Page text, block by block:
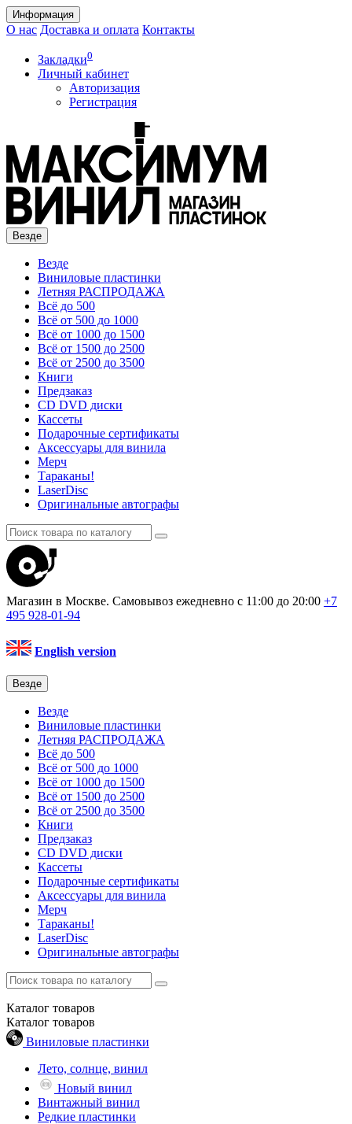
Информация
О нас Доставка и оплата Контакты
Закладки0
Личный кабинет
Авторизация
Регистрация
Везде
Везде
Виниловые пластинки
Летняя РАСПРОДАЖА
Всё до 500
Всё от 500 до 1000
Всё от 1000 до 1500
Всё от 1500 до 2500
Всё от 2500 до 3500
Книги
Предзаказ
CD DVD диски
Кассеты
Подарочные сертификаты
Аксессуары для винила
Мерч
Тараканы!
LaserDisc
Оригинальные автографы
Магазин в Москве. Самовывоз ежедневно с 11:00 до 20:00 +7
495 928-01-94
English version
Везде
Везде
Виниловые пластинки
Летняя РАСПРОДАЖА
Всё до 500
Всё от 500 до 1000
Всё от 1000 до 1500
Всё от 1500 до 2500
Всё от 2500 до 3500
Книги
Предзаказ
CD DVD диски
Кассеты
Подарочные сертификаты
Аксессуары для винила
Мерч
Тараканы!
LaserDisc
Оригинальные автографы
Каталог товаров
Каталог товаров
Виниловые пластинки
Лето, солнце, винил
Новый винил
Винтажный винил
Редкие пластинки